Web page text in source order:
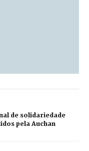
de solidariedade
pela Auchan